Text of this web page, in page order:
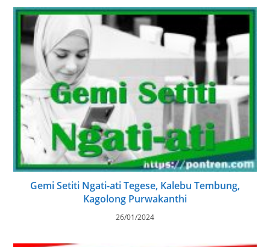
Gemi Setiti Ngati-ati Tegese, Kalebu Tembung,
Kagolong Purwakanthi
26/01/2024